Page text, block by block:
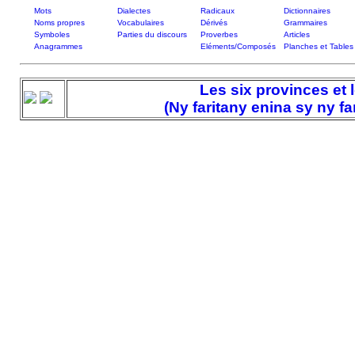
Mots Dialectes Radicaux
Dictionnaires
Noms propres
Vocabulaires Dérivés
Grammaires
Symboles
Parties du discours Proverbes
Articles
Anagrammes
Eléments/Composés Planches et Tables
Les six provinces et
(Ny faritany enina sy ny